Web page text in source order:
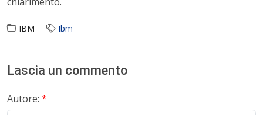
IBM Ibm
Lascia un commento
Autore: *